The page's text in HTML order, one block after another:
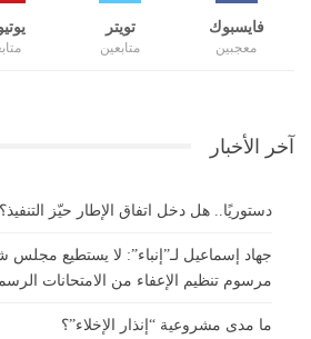
فايسبوك
معجبين
تويتر
متابعين
آخر الأخبار
دستوريًا.. هل دخل اتفاق الإطار حيّز التنفيذ؟
جهاد إسماعيل لـ”إنباء”: لا يستطيع مجلس
مرسوم تنظيم الإعفاء من الامتحانات
ما مدى مشروعية “إنذار الإخلاء”؟